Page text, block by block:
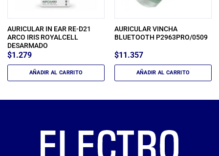
AURICULAR IN EAR RE-D21
ARCO IRIS ROYALCELL
DESARMADO
$1.279
AÑADIR AL CARRITO
AURICULAR VINCHA
BLUETOOTH P2963PRO/0509
$11.357
AÑADIR AL CARRITO